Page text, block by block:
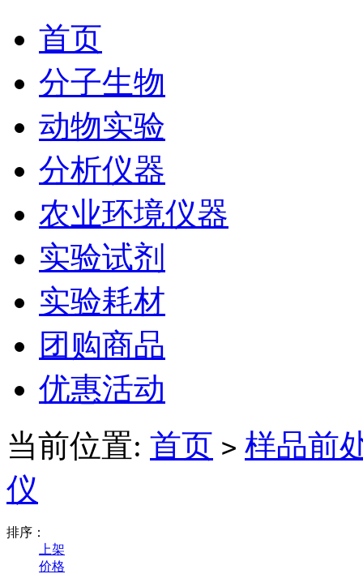
首页
分子生物
动物实验
分析仪器
农业环境仪器
实验试剂
实验耗材
团购商品
优惠活动
当前位置: 首页 > 样品前
仪
排序：
上架
价格